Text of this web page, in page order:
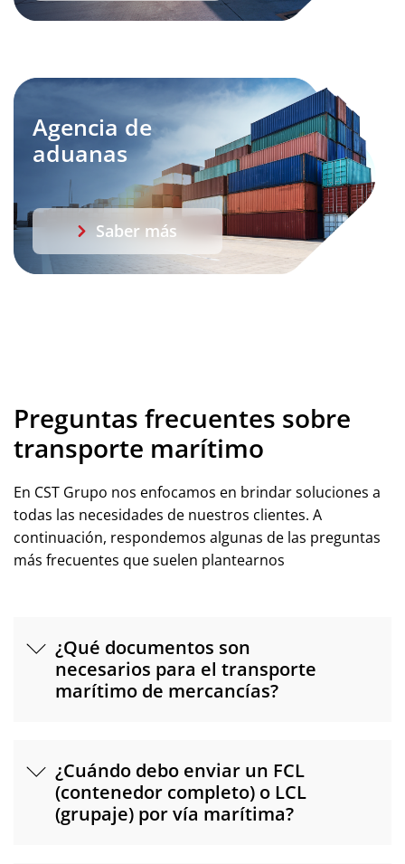
Agencia de
aduanas
Saber más
Preguntas frecuentes sobre
transporte marítimo
En CST Grupo nos enfocamos en brindar soluciones a
todas las necesidades de nuestros clientes. A
continuación, respondemos algunas de las preguntas
más frecuentes que suelen plantearnos
¿Qué documentos son
necesarios para el transporte
marítimo de mercancías?
¿Cuándo debo enviar un FCL
(contenedor completo) o LCL
(grupaje) por vía marítima?